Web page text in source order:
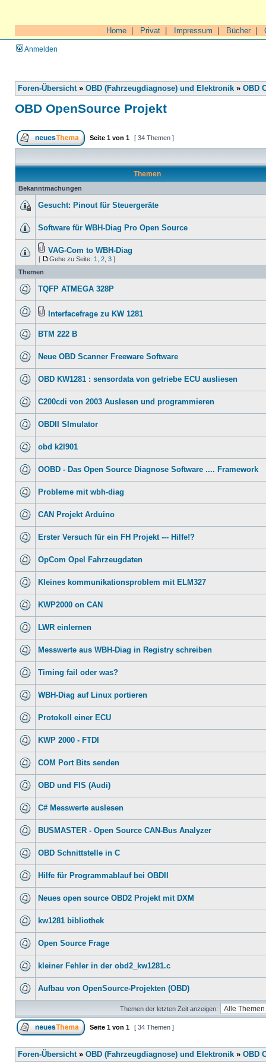
Home Privat Impressum Bücher|
Anmelden
Foren-Übersicht» OBD (Fahrzeugdiagnose) und Elektronik » OBD
OBD OpenSource Projekt
Seite 1 von 1 [ 34 Themen ]
Themen
Bekanntmachungen
Gesucht: Pinout für Steuergeräte
Software für WBH-Diag Pro Open Source
VAG-Com to WBH-Diag
[ Gehe zu Seite: 1 2 3 ]
Themen
TQFP ATMEGA 328P
Interfacefrage zu KW 1281
BTM 222 B
Neue OBD Scanner Freeware Software
OBD KW1281 : sensordata von getriebe ECU ausliesen
C200cdi von 2003 Auslesen und programmieren
OBDII SImulator
obd k2l901
OOBD - Das Open Source Diagnose Software .... Framework
Probleme mit wbh-diag
CAN Projekt Arduino
Erster Versuch für ein FH Projekt --- Hilfe!?
OpCom Opel Fahrzeugdaten
Kleines kommunikationsproblem mit ELM327
KWP2000 on CAN
LWR einlernen
Messwerte aus WBH-Diag in Registry schreiben
Timing fail oder was?
WBH-Diag auf Linux portieren
Protokoll einer ECU
KWP 2000 - FTDI
COM Port Bits senden
OBD und FIS (Audi)
C# Messwerte auslesen
BUSMASTER - Open Source CAN-Bus Analyzer
OBD Schnittstelle in C
Hilfe für Programmablauf bei OBDII
Neues open source OBD2 Projekt mit DXM
kw1281 bibliothek
Open Source Frage
kleiner Fehler in der obd2_kw1281.c
Aufbau von OpenSource-Projekten (OBD)
Themen der letzten Zeit anzeigen:
Seite 1 von 1 [ 34 Themen ]
Foren-Übersicht» OBD (Fahrzeugdiagnose) und Elektronik » OBD